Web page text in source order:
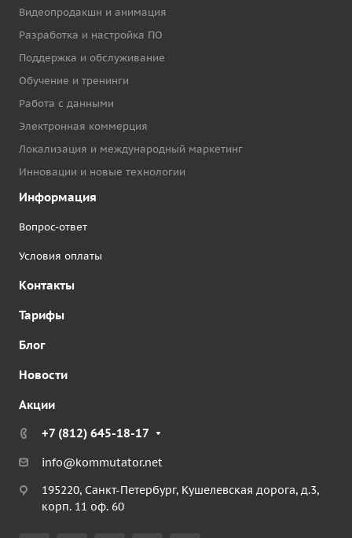
Видеопродакшн и анимация
Разработка и настройка ПО
Поддержка и обслуживание
Обучение и тренинги
Работа с данными
Электронная коммерция
Локализация и международный маркетинг
Инновации и новые технологии
Информация
Вопрос-ответ
Условия оплаты
Контакты
Тарифы
Блог
Новости
Акции
+7 (812) 645-18-17
info@kommutator.net
195220, Санкт-Петербург, Кушелевская дорога, д.3,
корп. 11 оф. 60